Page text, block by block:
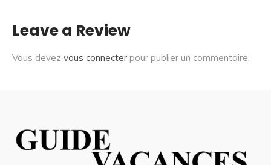
Leave a Review
Vous devez vous connecter pour publier un commentaire.